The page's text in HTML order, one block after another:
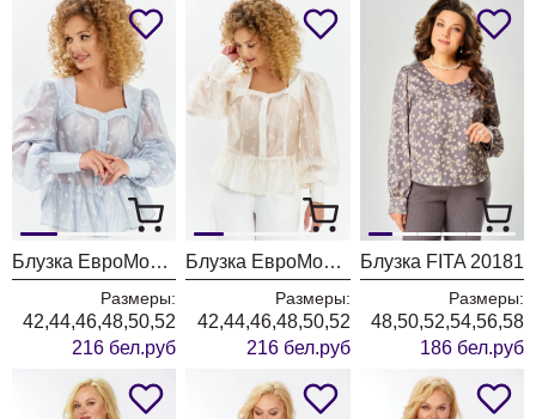
Блузка ЕвроМода 759 дымчато-голубой
Размеры:
42,44,46,48,50,52
216 бел.руб
Блузка ЕвроМода 759 молочный
Размеры:
42,44,46,48,50,52
216 бел.руб
Блузка FITA 20181
Размеры:
48,50,52,54,56,58
186 бел.руб